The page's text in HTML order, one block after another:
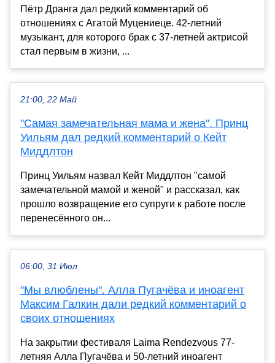
Пётр Дранга дал редкий комментарий об
отношениях с Агатой Муцениеце. 42-летний
музыкант, для которого брак с 37-летней актрисой
стал первым в жизни, ...
21:00, 22 Май
"Самая замечательная мама и жена". Принц
Уильям дал редкий комментарий о Кейт
Миддлтон
Принц Уильям назвал Кейт Миддлтон "самой
замечательной мамой и женой" и рассказал, как
прошло возвращение его супруги к работе после
перенесённого он...
06:00, 31 Июл
"Мы влюблены". Алла Пугачёва и иноагент
Максим Галкин дали редкий комментарий о
своих отношениях
На закрытии фестиваля Laima Rendezvous 77-
летняя Алла Пугачёва и 50-летний иноагент